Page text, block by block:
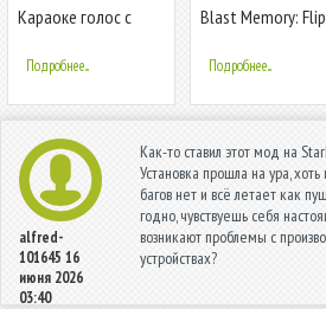
Караоке голос с
Подробнее...
Blast Memory: Flip
Подробнее...
alfred-
101645 16
июня 2026
03:40
Как-то ставил этот мод на
Установка прошла на ура,
багов нет и всё летает как
годно, чувствуешь себя
возникают проблемы с
устройствах?